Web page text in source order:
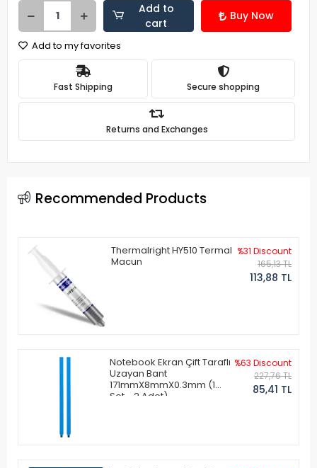
Add to
cart
Buy Now
Add to my favorites
Fast Shipping Secure shopping
Returns and Exchanges
Recommended Products
Thermalright HY510 Termal
Macun
%31 Discount
165,13 TL
113,88 TL
Notebook Ekran Çift Taraflı
Uzayan Bant
171mmX8mmX0.3mm (1
Set - 2 Adet)
%63 Discount
227,76 TL
85,41 TL